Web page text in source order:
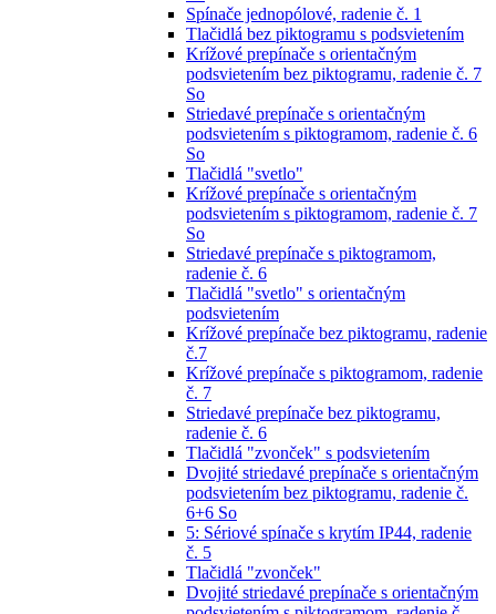
Spínače jednopólové, radenie č. 1
Tlačidlá bez piktogramu s podsvietením
Krížové prepínače s orientačným
podsvietením bez piktogramu, radenie č. 7
So
Striedavé prepínače s orientačným
podsvietením s piktogramom, radenie č. 6
So
Tlačidlá "svetlo"
Krížové prepínače s orientačným
podsvietením s piktogramom, radenie č. 7
So
Striedavé prepínače s piktogramom,
radenie č. 6
Tlačidlá "svetlo" s orientačným
podsvietením
Krížové prepínače bez piktogramu, radenie
č.7
Krížové prepínače s piktogramom, radenie
č. 7
Striedavé prepínače bez piktogramu,
radenie č. 6
Tlačidlá "zvonček" s podsvietením
Dvojité striedavé prepínače s orientačným
podsvietením bez piktogramu, radenie č.
6+6 So
5: Sériové spínače s krytím IP44, radenie
č. 5
Tlačidlá "zvonček"
Dvojité striedavé prepínače s orientačným